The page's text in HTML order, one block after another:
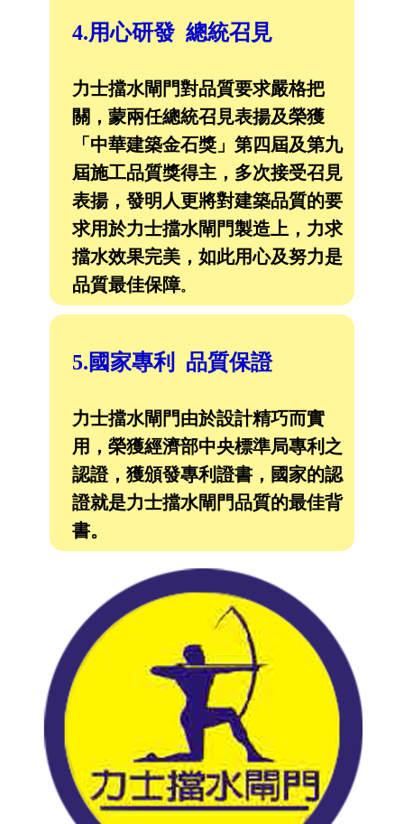
4.用心研發 總統召見
力士擋水閘門對品質要求嚴格把
關，蒙兩任總統召見表揚及榮獲
「中華建築金石獎」第四屆及第九
屆施工品質獎得主，多次接受召見
表揚，發明人更將對建築品質的要
求用於力士擋水閘門製造上，力求
擋水效果完美，如此用心及努力是
品質最佳保障。
5.國家專利 品質保證
力士擋水閘門由於設計精巧而實
用，榮獲經濟部中央標準局專利之
認證，獲頒發專利證書，國家的認
證就是力士擋水閘門品質的最佳背
書。